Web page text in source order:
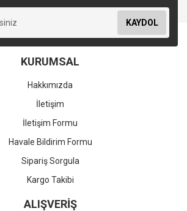
KAYDOL
KURUMSAL
Hakkımızda
İletişim
İletişim Formu
Havale Bildirim Formu
Sipariş Sorgula
Kargo Takibi
ALIŞVERİŞ